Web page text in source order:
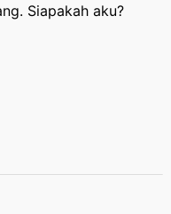
Siapakah aku?